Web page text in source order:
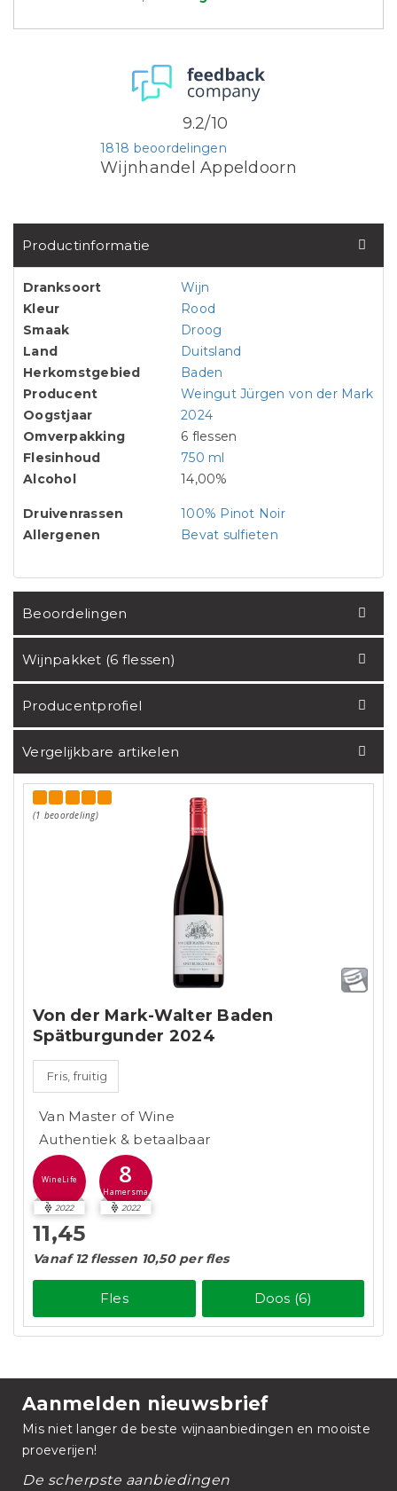
Wijnhandel Appeldoorn
1818 beoordelingen
9.2/10
Productinformatie
Dranksoort
Wijn
Kleur
Rood
Smaak
Droog
Land
Duitsland
Herkomstgebied
Baden
Producent
Weingut Jürgen von der Mark
Oogstjaar
2024
Omverpakking
6 flessen
Flesinhoud
750 ml
Alcohol
14,00%
Druivenrassen
100% Pinot Noir
Allergenen
Bevat sulfieten
Beoordelingen
Wijnpakket (6 flessen)
Producentprofiel
Vergelijkbare artikelen
(1 beoordeling)
Von der Mark-Walter Baden
Spätburgunder 2024
Fris, fruitig
Van Master of Wine
Authentiek & betaalbaar
WineLife
2022
8
Hamersma
2022
11,45
Vanaf 12 flessen 10,50 per fles
Fles Doos (6)
Aanmelden nieuwsbrief
Mis niet langer de beste wijnaanbiedingen en mooiste
proeverijen!
De scherpste aanbiedingen